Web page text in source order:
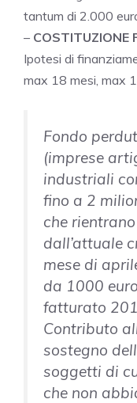
tantum di 2.000
– COSTITUZIONE
Ipotesi di
max 18 mesi, max
Fondo
(imprese
industriali
fino a 2
che
dall’attuale
mese di
da 1000
fatturato
Contributo
sostegno
soggetti di
che non